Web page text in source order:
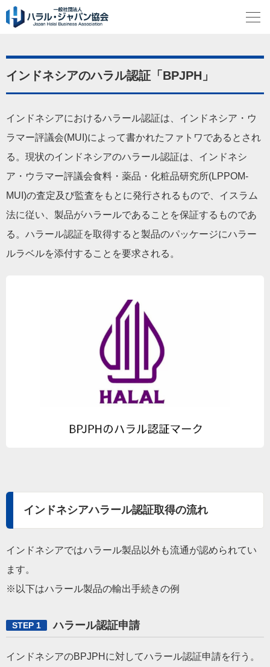
インドネシアのハラル認証「BPJPH」
インドネシアにおけるハラール認証は、インドネシア・ウ
ラマー評議会(MUI)によって書かれたファトワであるとされ
る。現状のインドネシアのハラール認証は、インドネシ
ア・ウラマー評議会食料・薬品・化粧品研究所(LPPOM-
MUI)の査定及び監査をもとに発行されるもので、イスラム
法に従い、製品がハラールであることを保証するものであ
る。ハラール認証を取得すると製品のパッケージにハラー
ルラベルを添付することを要求される。
インドネシアハラール認証取得の流れ
インドネシアではハラール製品以外も流通が認められてい
ます。
※以下はハラール製品の輸出手続きの例
STEP 1 ハラール認証申請
インドネシアのBPJPHに対してハラール認証申請を行う。